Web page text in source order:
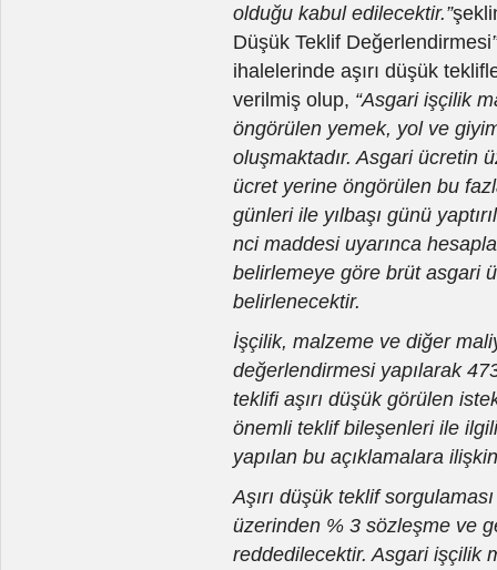
olduğu kabul edilecektir.”
Düşük Teklif Değerlendirmesi”
ihalelerinde aşırı düşük
verilmiş olup, “Asgari işçilik
öngörülen yemek, yol ve
oluşmaktadır. Asgari ücretin
ücret yerine öngörülen bu
günleri ile yılbaşı günü
nci maddesi uyarınca
belirlemeye göre brüt asgari
belirlenecektir.
İşçilik, malzeme ve diğer
değerlendirmesi yapılarak
teklifi aşırı düşük görülen
önemli teklif bileşenleri ile
yapılan bu açıklamalara
Aşırı düşük teklif
üzerinden % 3 sözleşme ve
reddedilecektir. Asgari işçilik